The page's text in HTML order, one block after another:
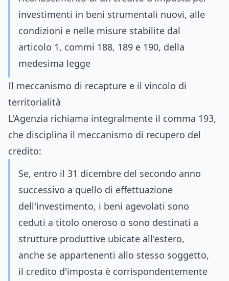
investimenti in beni strumentali nuovi, alle
condizioni e nelle misure stabilite dal
articolo 1, commi 188, 189 e 190, della
medesima legge
Il meccanismo di recapture e il vincolo di
territorialità
L'Agenzia richiama integralmente il comma 193,
che disciplina il meccanismo di recupero del
credito:
Se, entro il 31 dicembre del secondo anno
successivo a quello di effettuazione
dell'investimento, i beni agevolati sono
ceduti a titolo oneroso o sono destinati a
strutture produttive ubicate all'estero,
anche se appartenenti allo stesso soggetto,
il credito d'imposta è corrispondentemente